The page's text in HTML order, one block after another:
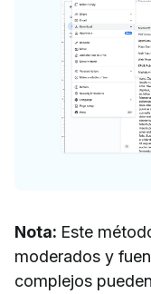
Nota: Este
moderados y
complejos